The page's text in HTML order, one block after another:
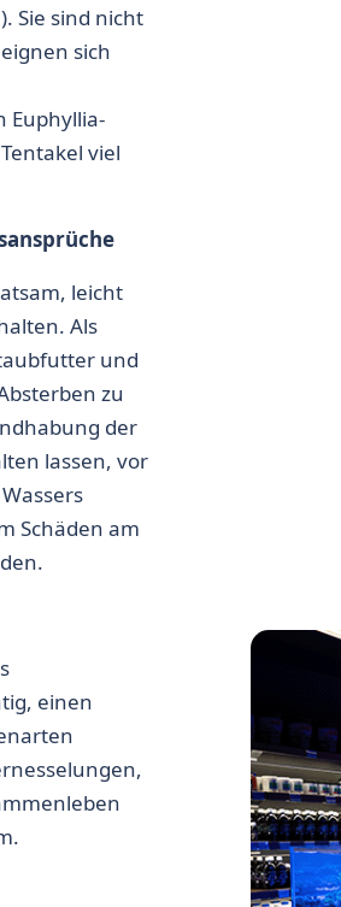
. Sie sind nicht
sich
Euphyllia-
viel
leicht
Als
und
zu
der
lassen, vor
Schäden am
einen